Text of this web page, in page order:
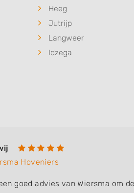
Heeg
Jutrijp
Langweer
Idzega
Hoveniers
goed advies van Wiersma om